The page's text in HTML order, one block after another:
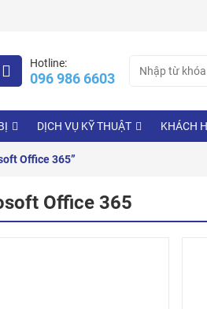
Hotline:
096 986 6603
for:
DỊCH VỤ KỸ THUẬT KHÁCH
Office 365”
Office 365